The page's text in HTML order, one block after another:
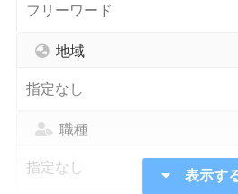
地域
職種
表示す